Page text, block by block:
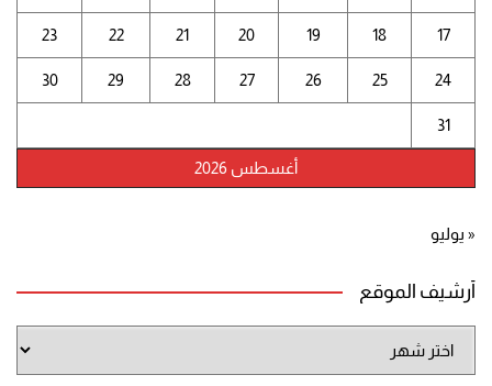
أغسطس 2026
17
18
19
20
21
22
23
24
25
26
27
28
29
30
31
« يوليو
أرشيف الموقع
الموقع